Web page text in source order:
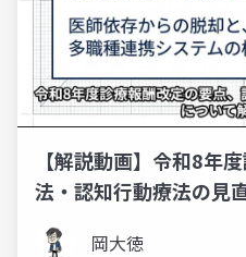
【解説動画】令和8年
法・認知行動療法の見
却と多職種連携
岡大徳